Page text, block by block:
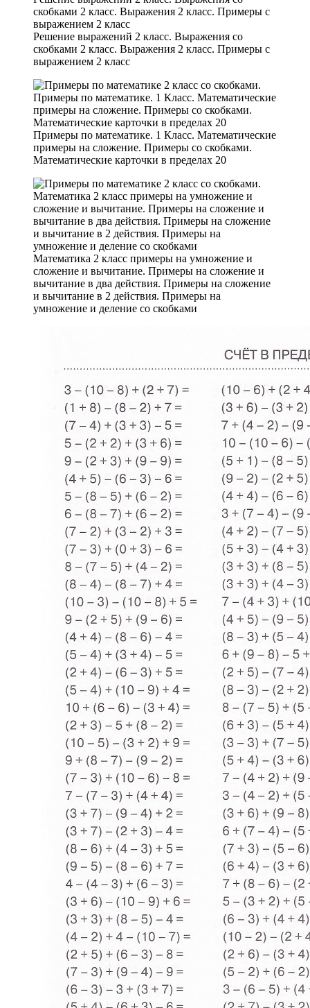
Решение выражений 2 класс. Выражения со
скобками 2 класс. Выражения 2 класс. Примеры с
выражением 2 класс
Примеры по математике. 1 Класс. Математические
примеры на сложение. Примеры со скобками.
Математические карточки в пределах 20
Математика 2 класс примеры на умножение и
сложение и вычитание. Примеры на сложение и
вычитание в два действия. Примеры на сложение
и вычитание в 2 действия. Примеры на
умножение и деление со скобками